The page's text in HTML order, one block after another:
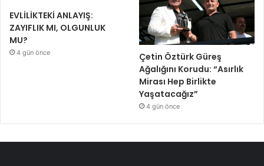
EVLİLİKTEKİ ANLAYIŞ:
ZAYIFLIK MI, OLGUNLUK
MU?
4 gün önce
Çetin Öztürk Güreş
Ağalığını Korudu: “Asırlık
Mirası Hep Birlikte
Yaşatacağız”
4 gün önce